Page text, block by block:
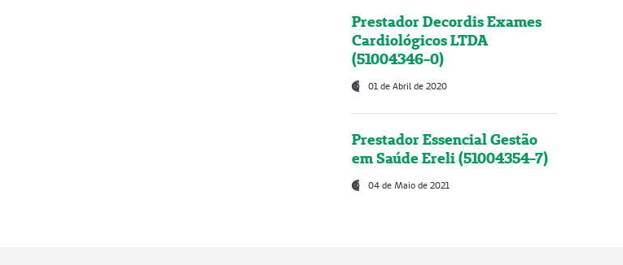
Prestador Decordis Exames
Cardiológicos LTDA
(51004346-0)
01 de Abril de 2020
Prestador Essencial Gestão
em Saúde Ereli (51004354-7)
04 de Maio de 2021